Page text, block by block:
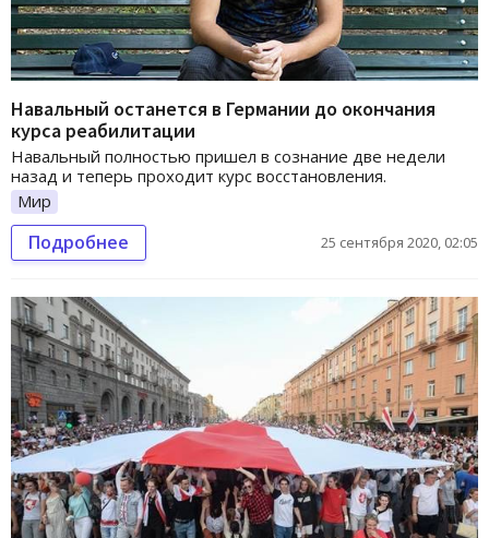
Навальный останется в Германии до окончания
курса реабилитации
Навальный полностью пришел в сознание две недели
назад и теперь проходит курс восстановления.
Мир
Подробнее 25 сентября 2020, 02:05